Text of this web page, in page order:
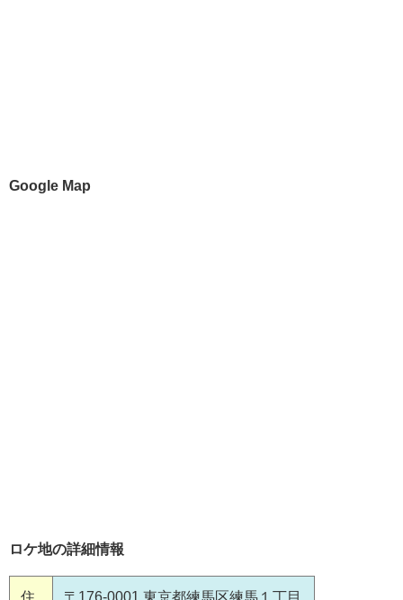
Google Map
ロケ地の詳細情報
住 〒176-0001 東京都練馬区練馬１丁目